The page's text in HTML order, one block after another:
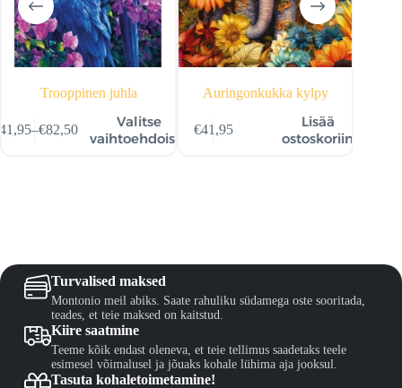
Trooppinen juhla
–€82,50
Hintaluokka:
Valitse
vaihtoehdoista
Auringonkukka kylpy
€41,95
Lisää
ostoskoriin
€
Tällä
tuotteen
Turvalised maksed
Montonio meil abiks. Saate rahuliku südamega oste sooritada,
teades, et teie maksed on kaitstud.
Kiire saatmine
Teeme kõik endast oleneva, et teie tellimus saadetaks teele
esimesel võimalusel ja jõuaks kohale lühima aja jooksul.
Tasuta kohaletoimetamine!